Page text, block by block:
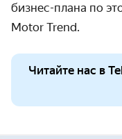
бизнес-плана по
Motor Trend.
Читайте нас в